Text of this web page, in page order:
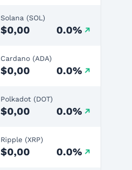
Solana (SOL)
$0,00 0.0%
Cardano (ADA)
$0,00 0.0%
Polkadot (DOT)
$0,00 0.0%
Ripple (XRP)
$0,00 0.0%